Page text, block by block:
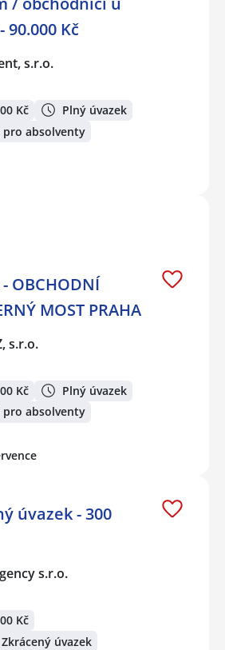
90.000 Kč
s.r.o.
Kč
Plný úvazek
pro absolventy
OBCHODNÍ
MOST PRAHA
s.r.o.
Kč
Plný úvazek
pro absolventy
úvazek - 300
s.r.o.
Kč
úvazek